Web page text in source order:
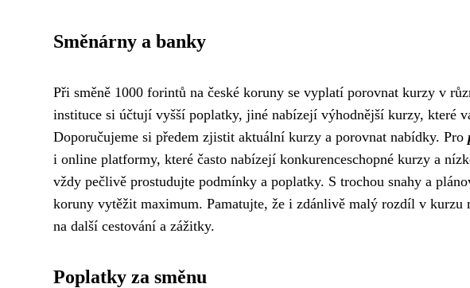
Směnárny a banky
Při směně 1000 forintů na české koruny se vyplatí porovnat kurzy v
instituce si účtují vyšší poplatky, jiné nabízejí výhodnější kurzy, které
Doporučujeme si předem zjistit aktuální kurzy a porovnat nabídky. Pro
i online platformy, které často nabízejí konkurenceschopné kurzy a
vždy pečlivě prostudujte podmínky a poplatky. S trochou snahy a
koruny vytěžit maximum. Pamatujte, že i zdánlivě malý rozdíl v kurzu
na další cestování a zážitky.
Poplatky za směnu